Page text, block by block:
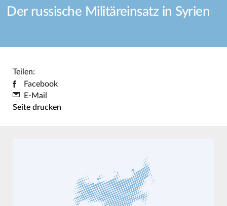
Der russische Militäreinsatz in Syrien
Teilen:
Facebook
E-Mail
Seite drucken